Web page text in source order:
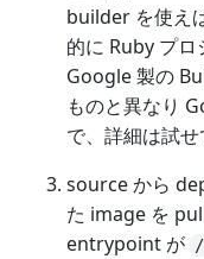
builder を使え
的に Ruby プ
Google 製の
ものと異なり
で、詳細は試せ
source から
た image を
entrypoint が